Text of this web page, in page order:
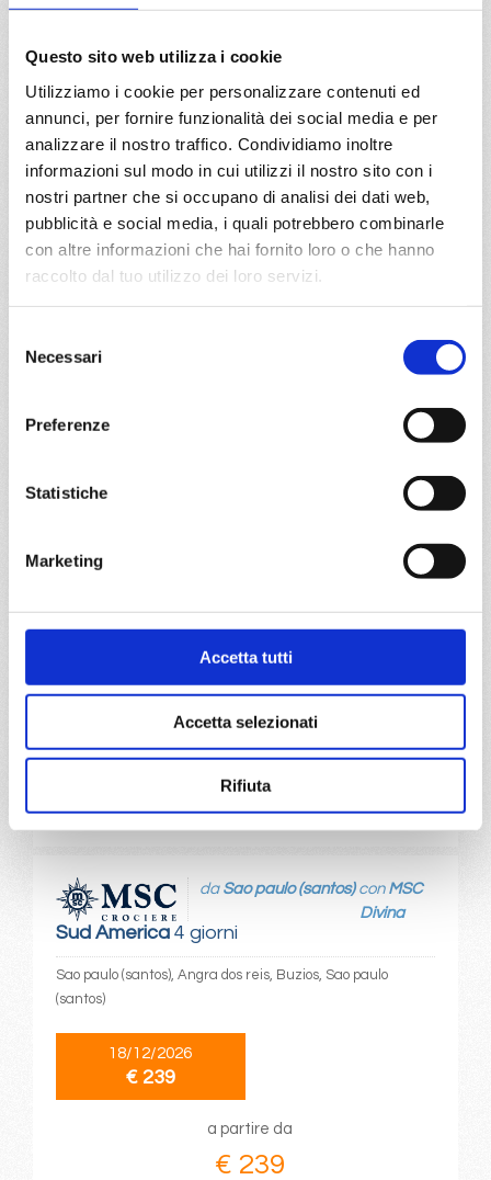
Questo sito web utilizza i cookie
Utilizziamo i cookie per personalizzare contenuti ed
annunci, per fornire funzionalità dei social media e per
analizzare il nostro traffico. Condividiamo inoltre
informazioni sul modo in cui utilizzi il nostro sito con i
nostri partner che si occupano di analisi dei dati web,
pubblicità e social media, i quali potrebbero combinarle
con altre informazioni che hai fornito loro o che hanno
raccolto dal tuo utilizzo dei loro servizi.
delNecessari
Preferenze
Statistiche
Marketing
Accetta tutti
Accetta selezionati
Rifiuta
Sud America5 giorni
daRio De Janeiro conMSC
Musica
Rio De Janeiro, Buzios, Ilha Grande, Paranagua
€ 213
Sud America
MSC
a partire da
€ 224
Sud America4 giorni
da Sao paulo (santos)con MSC
Divina
Sao paulo (santos), Angra dos reis, Buzios, Sao paulo
(santos)
18/12/2026
€ 239
a partire da
€ 239